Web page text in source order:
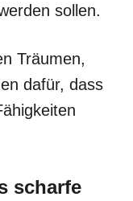
sollen.
Träumen,
dafür, dass
scharfe